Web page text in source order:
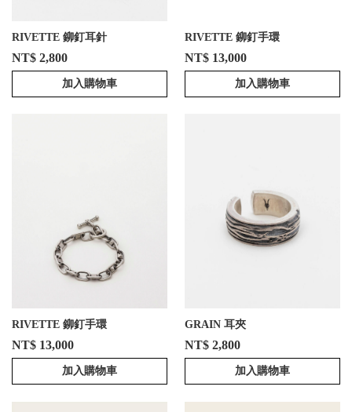
RIVETTE 鉚釘耳針
NT$ 2,800
加入購物車
RIVETTE 鉚釘手環
NT$ 13,000
加入購物車
RIVETTE 鉚釘手環
NT$ 13,000
加入購物車
GRAIN 耳夾
NT$ 2,800
加入購物車